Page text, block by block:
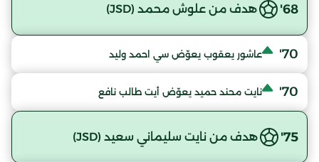
68' هدف من علوش محمد (JSD)
70' عاشور يعقوب يعوّض سي احمد وليد
70' نايت محند حميد يعوّض أيت طالب نافع
75' هدف من نايت سليماني سعيد (JSD)